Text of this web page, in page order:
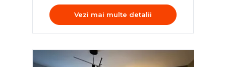
Vezi mai multe detalii